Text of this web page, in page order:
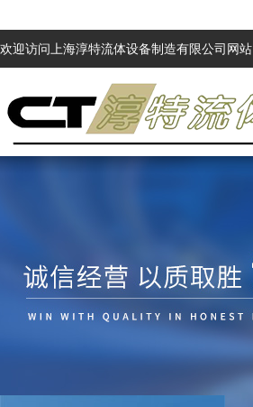
欢迎访问上海淳特流体设备制造有限公司网站